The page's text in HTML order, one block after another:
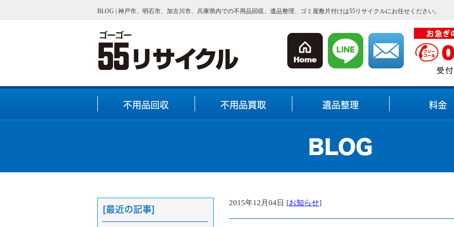
BLOG | 神戸市、明石市、加古川市、兵庫県内での不用品回収、遺品整理、ゴミ屋敷片付けは55リサイクルにお任せください。
不用品回収 不用品買取 遺品整理 料金
BLOG
2015年12月04日 [お知らせ]
[最近の記事]